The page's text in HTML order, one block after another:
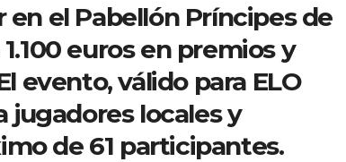
el Pabellón Príncipes de
euros en premios y
evento, válido para ELO
jugadores locales y
de 61 participantes.